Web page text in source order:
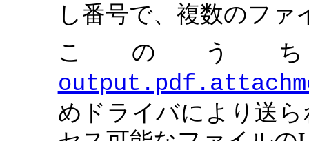
し番号で、複数のフ
このう
めドライバにより送